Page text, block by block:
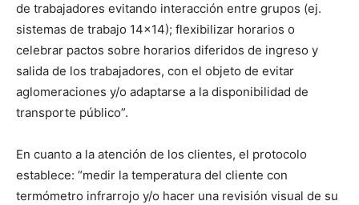
de trabajadores evitando interacción entre grupos (ej.
sistemas de trabajo 14×14); flexibilizar horarios o
celebrar pactos sobre horarios diferidos de ingreso y
salida de los trabajadores, con el objeto de evitar
aglomeraciones y/o adaptarse a la disponibilidad de
transporte público”.
En cuanto a la atención de los clientes, el protocolo
establece: “medir la temperatura del cliente con
termómetro infrarrojo y/o hacer una revisión visual de su